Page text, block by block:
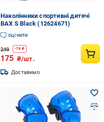
Наколінники спортивні дитячі
BAX S Black (12624671)
оцінити
249 -74 ₴
175 ₴/шт.
Доставимо